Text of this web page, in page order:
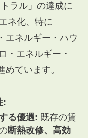
ラル」の達成に
ネ化、特に
エネルギー・ハウ
・エネルギー・
ています。
:
る優遇: 既存の賃
断熱改修、高効